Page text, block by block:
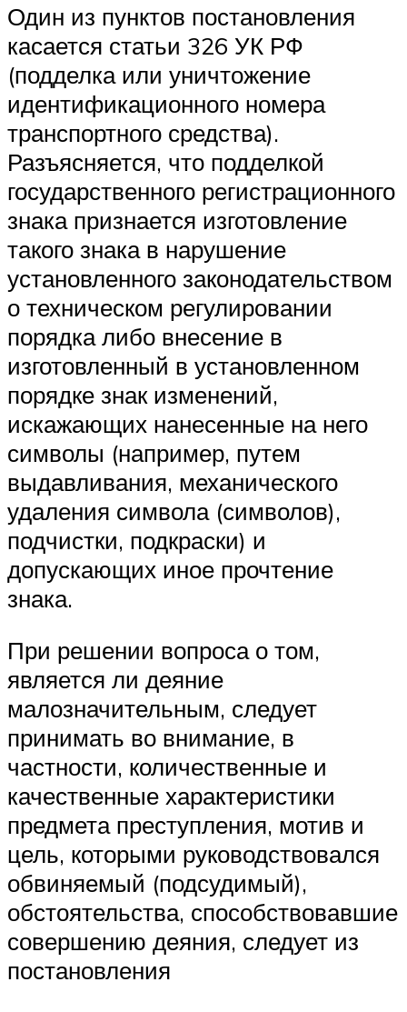
Один из пунктов постановления
касается статьи 326 УК РФ
(подделка или уничтожение
идентификационного номера
транспортного средства).
Разъясняется, что подделкой
государственного регистрационного
знака признается изготовление
такого знака в нарушение
установленного законодательством
о техническом регулировании
порядка либо внесение в
изготовленный в установленном
порядке знак изменений,
искажающих нанесенные на него
символы (например, путем
выдавливания, механического
удаления символа (символов),
подчистки, подкраски) и
допускающих иное прочтение
знака.
При решении вопроса о том,
является ли деяние
малозначительным, следует
принимать во внимание, в
частности, количественные и
качественные характеристики
предмета преступления, мотив и
цель, которыми руководствовался
обвиняемый (подсудимый),
обстоятельства, способствовавшие
совершению деяния, следует из
постановления